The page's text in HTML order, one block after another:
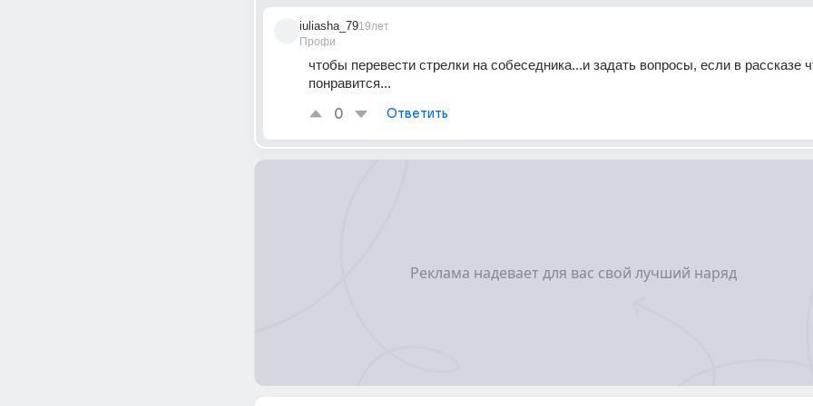
iuliasha_79
Профи
19лет
чтобы перевести стрелки на собеседника...и задать вопросы, если в рассказе
понравится...
0 Ответить